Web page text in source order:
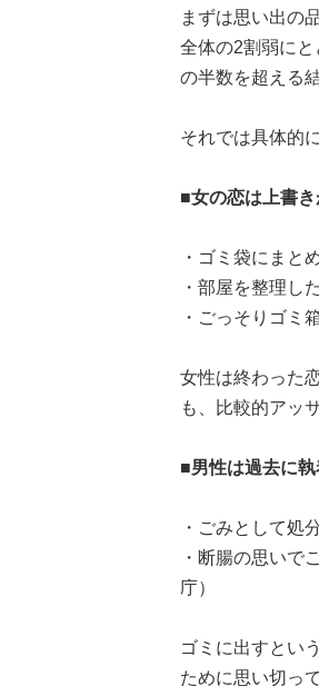
まずは思い出の
全体の2割弱に
の半数を超える
それでは具体的
■女の恋は上書
・ゴミ袋にまと
・部屋を整理し
・ごっそりゴミ
女性は終わった
も、比較的アッ
■男性は過去に執
・ごみとして処
・断腸の思いで
庁）
ゴミに出すとい
ために思い切っ